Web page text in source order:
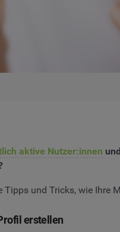
aktive Nutzer:innen
und Tricks, wie Ihre
erstellen